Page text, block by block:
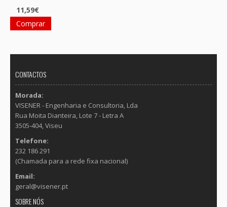
11,59€
Comprar
CONTACTOS
Morada:
VISENER - Engenharia e Consultoria, Lda
Rua Moita Dianteira, Lote 7 - Letra A
3505-404, Viseu
Telefone:
232 186 291
(Chamada para a rede fixa nacional)
Email:
geral@visener.pt
SOBRE NÓS